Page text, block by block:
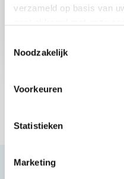
verzameld op basis van
Noodzakelijk
Voorkeuren
Statistieken
Marketing